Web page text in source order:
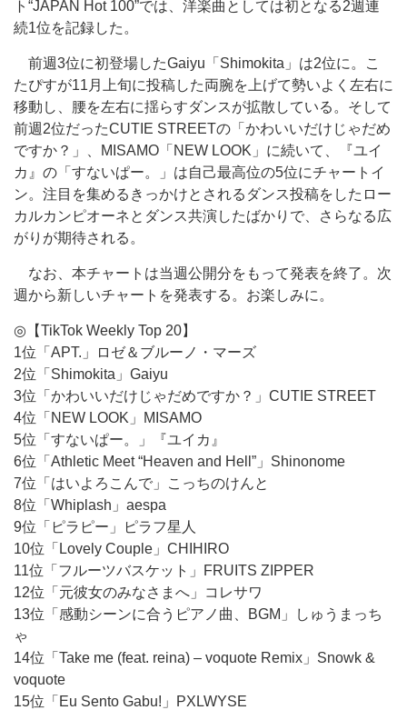
ト“JAPAN Hot 100”では、洋楽曲としては初となる2週連
続1位を記録した。
前週3位に初登場したGaiyu「Shimokita」は2位に。こ
たぴすが11月上旬に投稿した両腕を上げて勢いよく左右に
移動し、腰を左右に揺らすダンスが拡散している。そして
前週2位だったCUTIE STREETの「かわいいだけじゃだめ
ですか？」、MISAMO「NEW LOOK」に続いて、『ユイ
カ』の「すないぱー。」は自己最高位の5位にチャートイ
ン。注目を集めるきっかけとされるダンス投稿をしたロー
カルカンピオーネとダンス共演したばかりで、さらなる広
がりが期待される。
なお、本チャートは当週公開分をもって発表を終了。次
週から新しいチャートを発表する。お楽しみに。
◎【TikTok Weekly Top 20】
1位「APT.」ロゼ＆ブルーノ・マーズ
2位「Shimokita」Gaiyu
3位「かわいいだけじゃだめですか？」CUTIE STREET
4位「NEW LOOK」MISAMO
5位「すないぱー。」『ユイカ』
6位「Athletic Meet “Heaven and Hell”」Shinonome
7位「はいよろこんで」こっちのけんと
8位「Whiplash」aespa
9位「ピラピー」ピラフ星人
10位「Lovely Couple」CHIHIRO
11位「フルーツバスケット」FRUITS ZIPPER
12位「元彼女のみなさまへ」コレサワ
13位「感動シーンに合うピアノ曲、BGM」しゅうまっち
ゃ
14位「Take me (feat. reina) – voquote Remix」Snowk &
voquote
15位「Eu Sento Gabu!」PXLWYSE